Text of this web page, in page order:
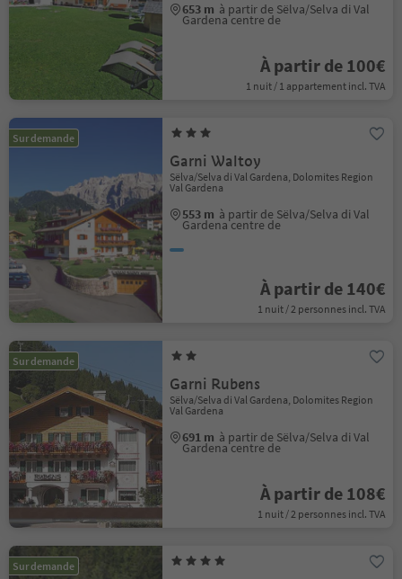
653 m à partir de Sëlva/Selva di Val
Gardena centre de
À partir de 100€
1 nuit / 1 appartement incl. TVA
Sur demande
Garni Waltoy
Sëlva/Selva di Val Gardena, Dolomites Region
Val Gardena
553 m à partir de Sëlva/Selva di Val
Gardena centre de
À partir de 140€
1 nuit / 2 personnes incl. TVA
Sur demande
Garni Rubens
Sëlva/Selva di Val Gardena, Dolomites Region
Val Gardena
691 m à partir de Sëlva/Selva di Val
Gardena centre de
À partir de 108€
1 nuit / 2 personnes incl. TVA
Sur demande